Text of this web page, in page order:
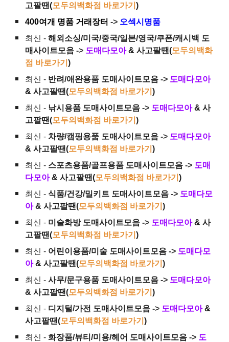
고팔땐(모두의백화점 바로가기)
400여개 명품 거래장터 -> 오섹시명품
최신 -해외소싱/미국/중국/일본/영국/쿠폰/캐시백 도
매사이트모음 -> 도매다모아 & 사고팔땐(모두의백화
점 바로가기)
최신 - 반려/애완용품 도매사이트모음 -> 도매다모아
& 사고팔땐(모두의백화점 바로가기)
최신 - 낚시용품 도매사이트모음 -> 도매다모아 & 사
고팔땐(모두의백화점 바로가기)
최신 - 차량/캠핑용품 도매사이트모음 -> 도매다모아
& 사고팔땐(모두의백화점 바로가기)
최신 - 스포츠용품/골프용품 도매사이트모음 -> 도매
다모아 & 사고팔땐(모두의백화점 바로가기)
최신 - 식품/건강/밀키트 도매사이트모음 -> 도매다모
아 & 사고팔땐(모두의백화점 바로가기)
최신 - 미술화방 도매사이트모음 -> 도매다모아 & 사
고팔땐(모두의백화점 바로가기)
최신 - 어린이용품/미술 도매사이트모음 -> 도매다모
아 & 사고팔땐(모두의백화점 바로가기)
최신 -사무/문구용품 도매사이트모음 -> 도매다모아
& 사고팔땐(모두의백화점 바로가기)
최신 - 디지털/가전 도매사이트모음 -> 도매다모아 &
사고팔땐(모두의백화점 바로가기)
최신 -화장품/뷰티/미용/헤어 도매사이트모음 -> 도